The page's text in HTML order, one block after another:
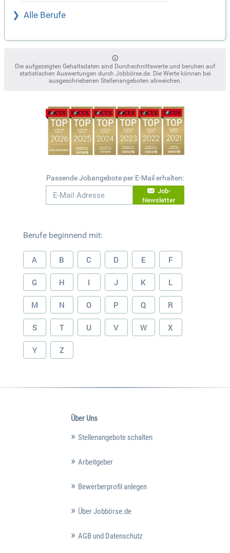
Alle Berufe
Die aufgezeigten Gehaltsdaten sind Durchschnittswerte und beruhen auf
statistischen Auswertungen durch Jobbörse.de. Die Werte können bei
ausgeschriebenen Stellenangeboten abweichen.
Passende Jobangebote per E-Mail erhalten:
Job-
Newsletter
Berufe beginnend mit:
A B C D E F
G H I J K L
M N O P Q R
S T U V W X
Y Z
Über Uns
Stellenangebote schalten
Arbeitgeber
Bewerberprofil anlegen
Über Jobbörse.de
AGB und Datenschutz